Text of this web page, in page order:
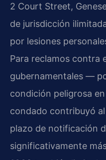
2 Court Street,
de jurisdicción
por lesiones
Para reclamos contra
gubernamentales —
condición peligrosa
condado contribuyó
plazo de notificación
significativamente